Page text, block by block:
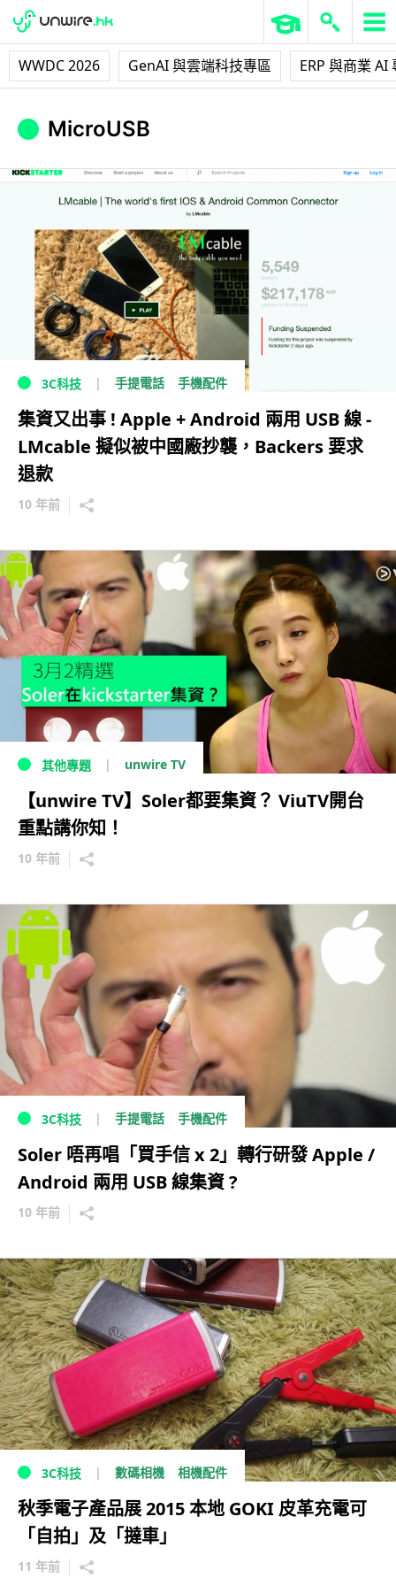
WWDC 2026 GenAI 與雲端科技專區 ERP 與商業 AI
MicroUSB
3C科技 手提電話 手機配件
集資又出事 ! Apple + Android 兩用 USB 線 -
LMcable 擬似被中國廠抄襲，Backers 要求
退款
10 年前
其他專題 unwire TV
【unwire TV】Soler都要集資？ ViuTV開台
重點講你知！
10 年前
3C科技 手提電話 手機配件
Soler 唔再唱「買手信 x 2」轉行研發 Apple /
Android 兩用 USB 線集資 ?
10 年前
3C科技 數碼相機 相機配件
秋季電子產品展 2015 本地 GOKI 皮革充電可
「自拍」及「撻車」
11 年前